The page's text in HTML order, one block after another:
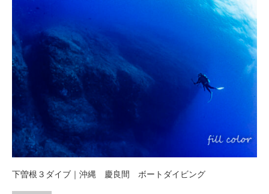
下曽根３ダイブ｜沖縄 慶良間 ボートダイビング